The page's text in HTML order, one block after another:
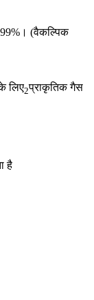
(वैकल्पिक
लिए2प्राकृतिक गैस
है